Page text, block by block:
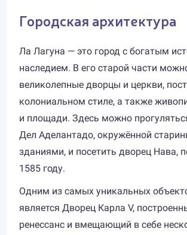
Городская архитектура
Ла Лагуна — это город с богатым
наследием. В его старой части
великолепные дворцы и церкви,
колониальном стиле, а также
и площади. Здесь можно
Дел Аделантадо, окружённой
зданиями, и посетить дворец Нава,
1585 году.
Одним из самых уникальных
является Дворец Карла V,
ренессанс и вмещающий в себе